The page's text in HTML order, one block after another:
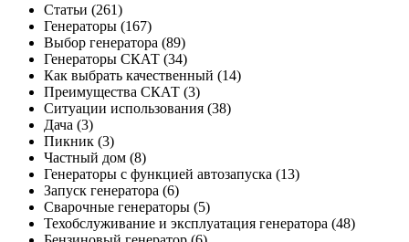
Статьи (261)
Генераторы (167)
Выбор генератора (89)
Генераторы СКАТ (34)
Как выбрать качественный (14)
Преимущества СКАТ (3)
Ситуации использования (38)
Дача (3)
Пикник (3)
Частный дом (8)
Генераторы с функцией автозапуска (13)
Запуск генератора (6)
Сварочные генераторы (5)
Техобслуживание и эксплуатация генератора (48)